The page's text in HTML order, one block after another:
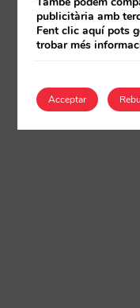
publicitària amb
Fent clic aquí pots
trobar més
Acceptar